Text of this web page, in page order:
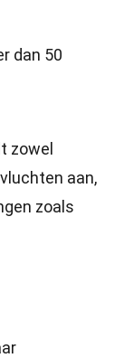
dan 50
zowel
aan,
zoals